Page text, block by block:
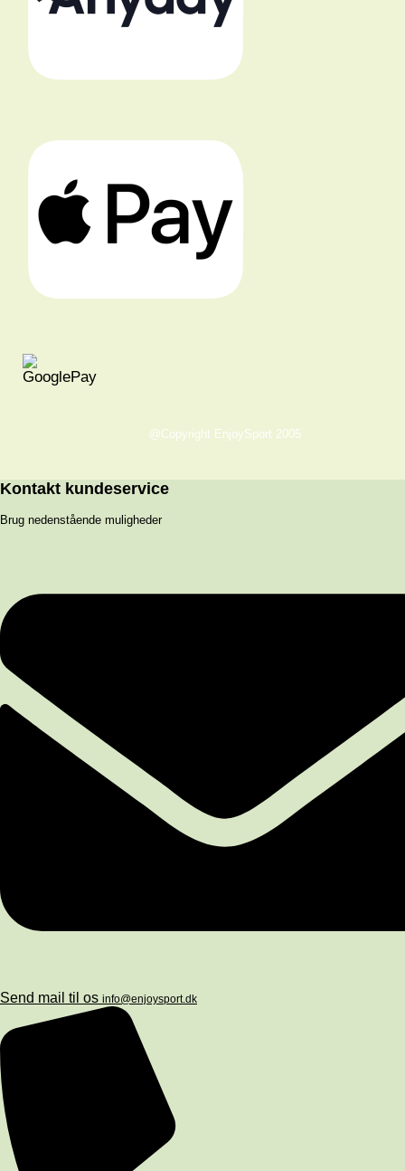
@Copyright EnjoySport 2005
Kontakt kundeservice
Brug nedenstående muligheder
Send mail til os info@enjoysport.dk